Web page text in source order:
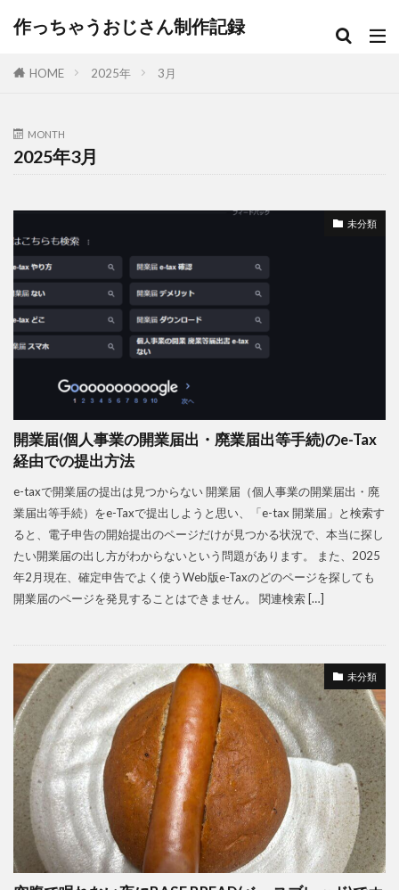
作っちゃうおじさん制作記録
HOME 2025年 3月
MONTH
2025年3月
未分類
開業届(個人事業の開業届出・廃業届出等手続)のe-Tax
経由での提出方法
e-taxで開業届の提出は見つからない 開業届（個人事業の開業届出・廃
業届出等手続）をe-Taxで提出しようと思い、「e-tax 開業届」と検索す
ると、電子申告の開始提出のページだけが見つかる状況で、本当に探し
たい開業届の出し方がわからないという問題があります。 また、2025
年2月現在、確定申告でよく使うWeb版e-Taxのどのページを探しても
開業届のページを発見することはできません。 関連検索 […]
未分類